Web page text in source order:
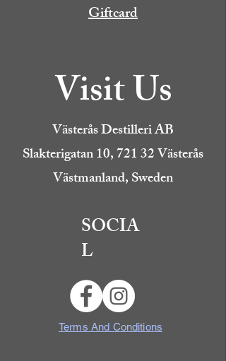
Giftcard
Visit Us
Västerås Destilleri AB
Slakterigatan 10, 721 32 Västerås
Västmanland, Sweden
SOCIA
L
Terms And Conditions